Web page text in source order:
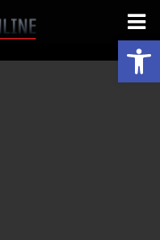
פתח סרגל נגישות